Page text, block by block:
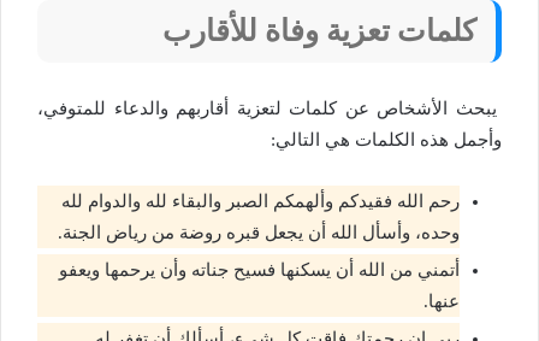
كلمات تعزية وفاة للأقارب
يبحث الأشخاص عن كلمات لتعزية أقاربهم والدعاء للمتوفي،
وأجمل هذه الكلمات هي التالي:
رحم الله فقيدكم وألهمكم الصبر والبقاء لله والدوام لله
وحده، وأسأل الله أن يجعل قبره روضة من رياض الجنة.
أتمني من الله أن يسكنها فسيح جناته وأن يرحمها ويعفو
عنها.